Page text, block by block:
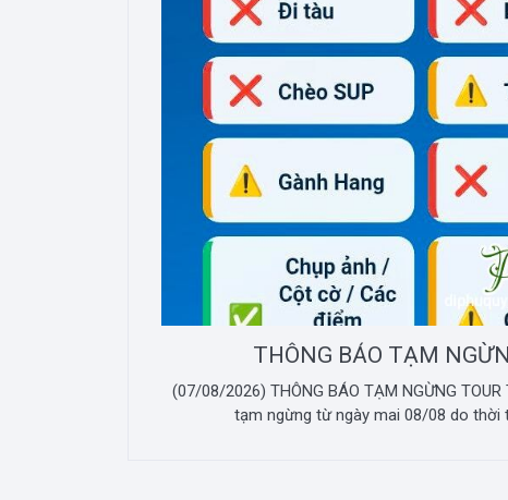
THÔNG BÁO TẠM
(07/08/2026) THÔNG BÁO TẠM NGỪNG
tạm ngừng từ ngày mai 08/08 do thời